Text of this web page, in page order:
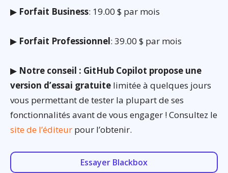
▶ Forfait Business: 19.00 $ par mois
▶ Forfait Professionnel: 39.00 $ par mois
▶ Notre conseil : GitHub Copilot propose une
version d’essai gratuite limitée à quelques jours
vous permettant de tester la plupart de ses
fonctionnalités avant de vous engager ! Consultez le
site de l’éditeur pour l’obtenir.
Essayer Blackbox